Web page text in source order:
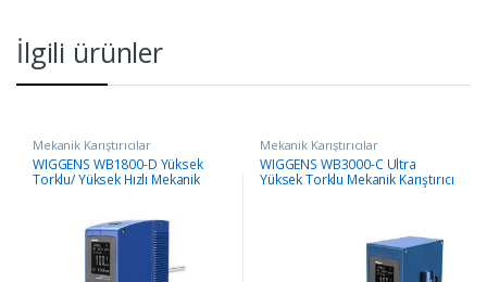
İlgili ürünler
Mekanik Karıştırıcılar
WIGGENS WB1800-D Yüksek
Torklu/ Yüksek Hızlı Mekanik
Mekanik Karıştırıcılar
WIGGENS WB3000-C Ultra
Yüksek Torklu Mekanik Karıştırıcı